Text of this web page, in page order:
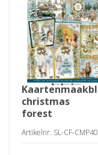
kaartenmaakblok
christmas
forest
Artikelnr. SL-CF-CMP40